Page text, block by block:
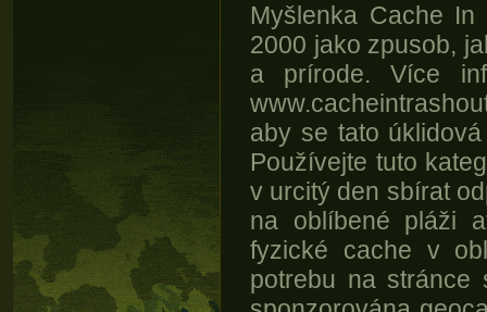
Myšlenka Cache
2000 jako zpusob,
a prírode. Více
aby se tato
Používejte tuto
v urcitý den sbírat
na oblíbené pláži
fyzické cache v
potrebu na stránce